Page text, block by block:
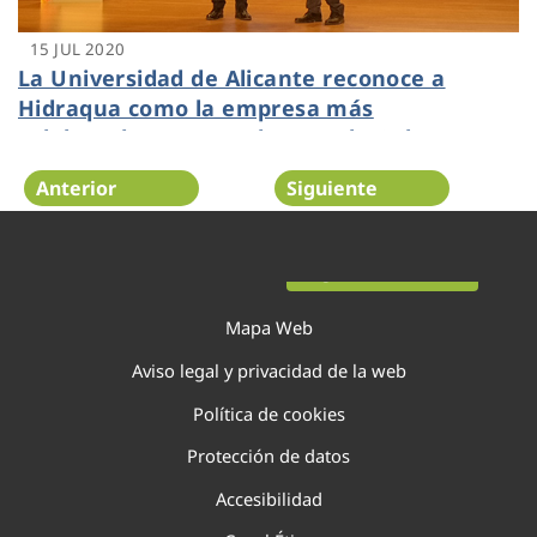
15 JUL 2020
La Universidad de Alicante reconoce a
Hidraqua como la empresa más
colaboradora en I+D durante la Gala
Impulso 2020
Anterior Siguiente
Mapa Web
Aviso legal y privacidad de la web
Política de cookies
Protección de datos
Accesibilidad